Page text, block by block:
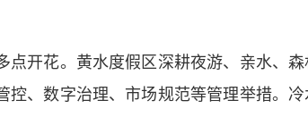
开花。黄水度假区深耕夜游、亲水、森
控、数字治理、市场规范等管理举措。